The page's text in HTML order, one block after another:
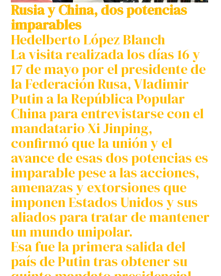
Rusia y China, dos potencias
imparables
Hedelberto López Blanch
La visita realizada los días 16 y
17 de mayo por el presidente de
la Federación Rusa, Vladimir
Putin a la República Popular
China para entrevistarse con el
mandatario Xi Jinping,
confirmó que la unión y el
avance de esas dos potencias es
imparable pese a las acciones,
amenazas y extorsiones que
imponen Estados Unidos y sus
aliados para tratar de mantener
un mundo unipolar.
Esa fue la primera salida del
país de Putin tras obtener su